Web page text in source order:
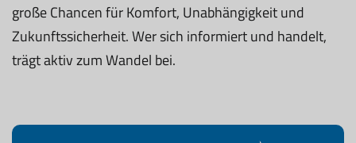
große Chancen für Komfort, Unabhängigkeit und
Zukunftssicherheit. Wer sich informiert und handelt,
trägt aktiv zum Wandel bei.